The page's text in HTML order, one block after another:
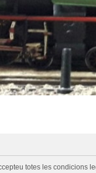
totes les condicions